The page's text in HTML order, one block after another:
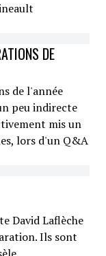
DE
peu indirecte
mis un
lors d'un Q&A
David Laflèche
Ils sont